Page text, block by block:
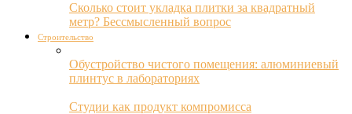
Сколько стоит укладка плитки за квадратный
метр? Бессмысленный вопрос
Строительство
Обустройство чистого помещения: алюминиевый
плинтус в лабораториях
Студии как продукт компромисса